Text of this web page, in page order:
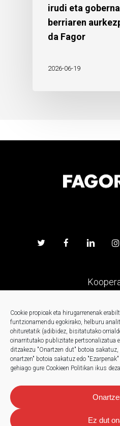
Cookie propioak eta hirugarrenenak
funtzionamendu egokirako, helburu
ohituretatik (adibidez, bisitatutako
oinarritutako publizitate pertsonalizatua
ditzakezu "Onartzen dut" botoia
onartzen" botoia sakatuz edo
gehiago gure Cookieen Politikan ikus
Ez dut
irudi eta
berriaren
da Fagor
2026-06-19